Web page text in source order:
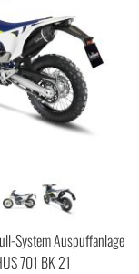
System Auspuffanlage
701 BK 21